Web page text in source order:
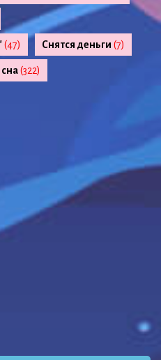
(47) Снятся деньги (7)
сна(322)